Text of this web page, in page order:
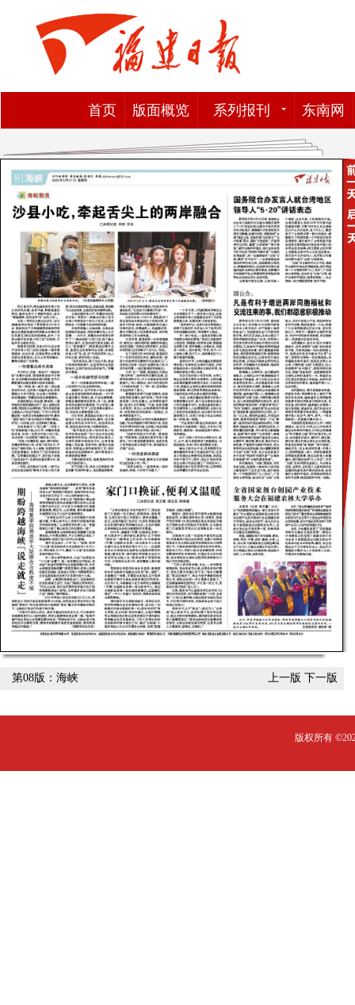
首页 版面概览 系列报刊 东南网
第08版：海峡 上一版 下一版
版权所有